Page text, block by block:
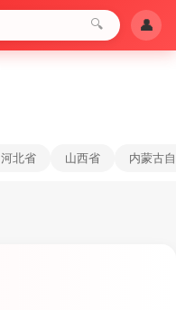
🔍 👤
河北省 山西省 内蒙古